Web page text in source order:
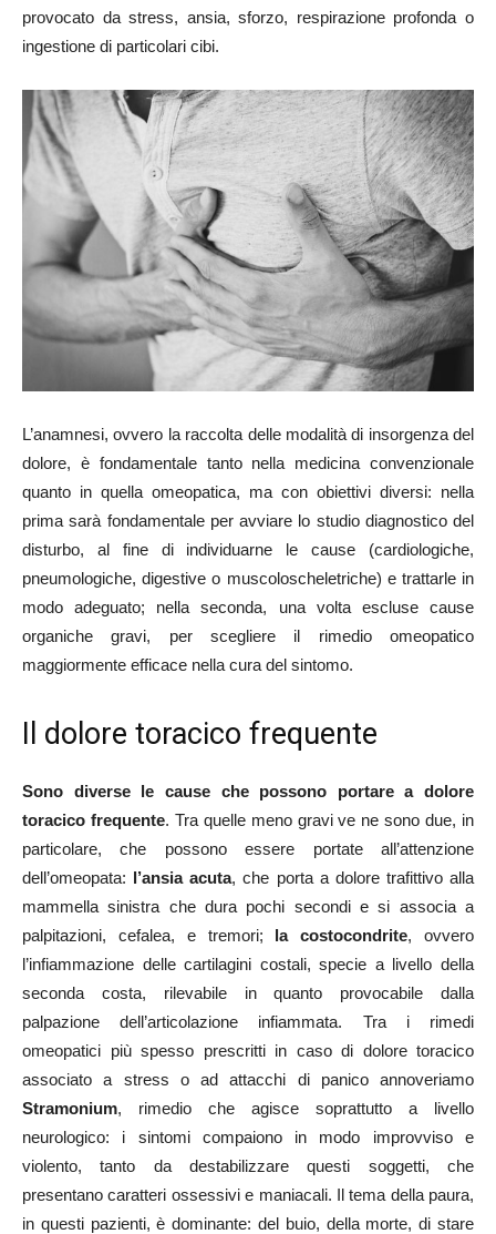
provocato da stress, ansia, sforzo, respirazione profonda o
ingestione di particolari cibi.
L’anamnesi, ovvero la raccolta delle modalità di insorgenza del
dolore, è fondamentale tanto nella medicina convenzionale
quanto in quella omeopatica, ma con obiettivi diversi: nella
prima sarà fondamentale per avviare lo studio diagnostico del
disturbo, al fine di individuarne le cause (cardiologiche,
pneumologiche, digestive o muscoloscheletriche) e trattarle in
modo adeguato; nella seconda, una volta escluse cause
organiche gravi, per scegliere il rimedio omeopatico
maggiormente efficace nella cura del sintomo.
Il dolore toracico frequente
Sono diverse le cause che possono portare a dolore
toracico frequente. Tra quelle meno gravi ve ne sono due, in
particolare, che possono essere portate all’attenzione
dell’omeopata: l’ansia acuta, che porta a dolore trafittivo alla
mammella sinistra che dura pochi secondi e si associa a
palpitazioni, cefalea, e tremori; la costocondrite, ovvero
l’infiammazione delle cartilagini costali, specie a livello della
seconda costa, rilevabile in quanto provocabile dalla
palpazione dell’articolazione infiammata. Tra i rimedi
omeopatici più spesso prescritti in caso di dolore toracico
associato a stress o ad attacchi di panico annoveriamo
Stramonium, rimedio che agisce soprattutto a livello
neurologico: i sintomi compaiono in modo improvviso e
violento, tanto da destabilizzare questi soggetti, che
presentano caratteri ossessivi e maniacali. Il tema della paura,
in questi pazienti, è dominante: del buio, della morte, di stare